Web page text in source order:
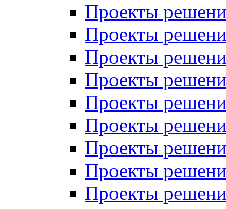
Проекты
Проекты
Проекты
Проекты
Проекты
Проекты
Проекты
Проекты
Проекты